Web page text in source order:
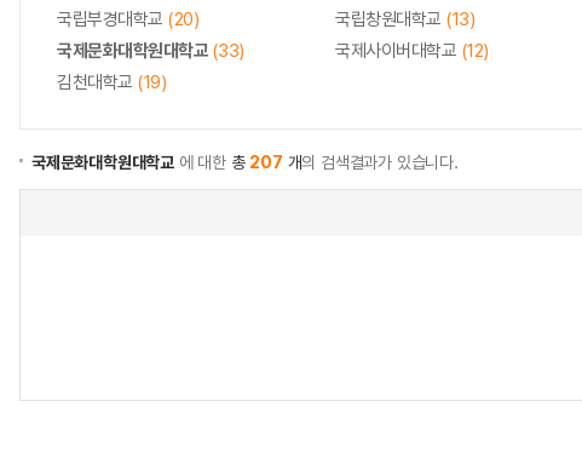
국립부경대학교 (20) 국립창원대학교 (13)
국제문화대학원대학교(33) 국제사이버대학교 (12)
김천대학교 (19)
국제문화대학원대학교 에 대한 총 207 개의 검색결과가 있습니다.